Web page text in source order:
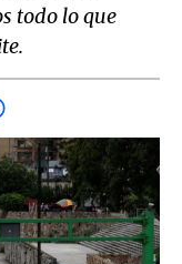
todo lo que